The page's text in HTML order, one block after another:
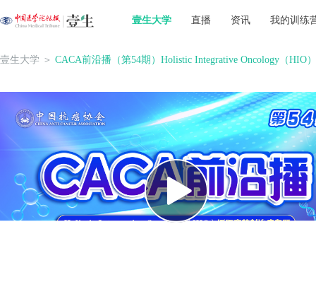
壹生大学 直播 资讯 我的训练
壹生大学 ＞ CACA前沿播（第54期）Holistic Integrative Oncology（HIO